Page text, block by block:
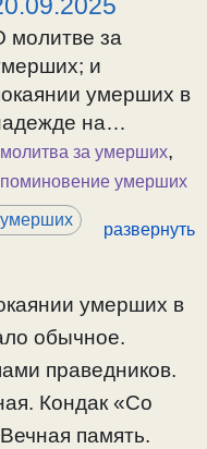
молитве за
и
умерших в
на
Начало
Псалом
Давида. Со
заупокойная. Кондак
святыми
Отпуст и
память.
за умерших,
умерших
развернуть
умерших в
обычное.
праведников.
Кондак «Со
память.